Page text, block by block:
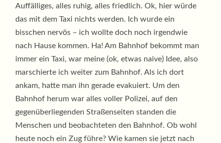
Auffälliges, alles ruhig, alles friedlich. Ok, hier würde
das mit dem Taxi nichts werden. Ich wurde ein
bisschen nervös – ich wollte doch noch irgendwie
nach Hause kommen. Ha! Am Bahnhof bekommt man
immer ein Taxi, war meine (ok, etwas naive) Idee, also
marschierte ich weiter zum Bahnhof. Als ich dort
ankam, hatte man ihn gerade evakuiert. Um den
Bahnhof herum war alles voller Polizei, auf den
gegenüberliegenden Straßenseiten standen die
Menschen und beobachteten den Bahnhof. Ob wohl
heute noch ein Zug führe? Wie kamen sie jetzt nach